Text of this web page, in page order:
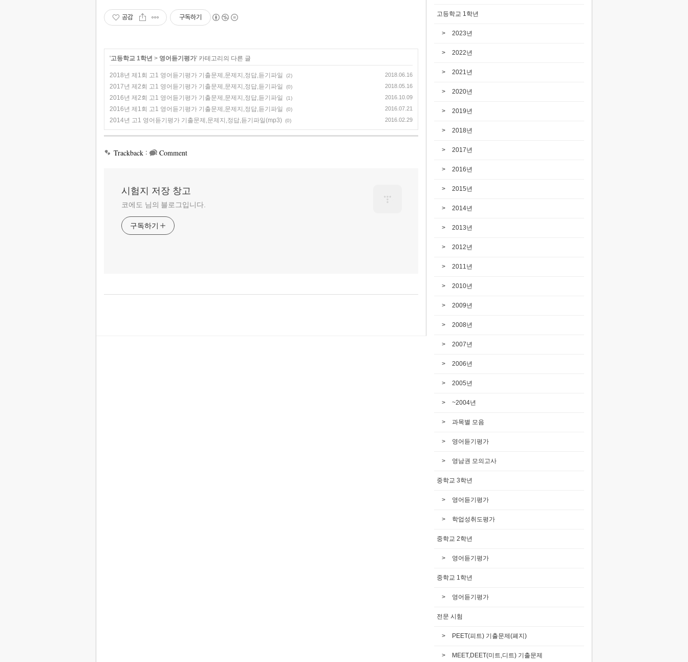
공감 구독하기
'고등학교 1학년 > 영어듣기평가' 카테고리의 다른 글
2018년 제1회 고1 영어듣기평가 기출문제,문제지,정답,듣기파일 (2) 2018.06.16
2017년 제2회 고1 영어듣기평가 기출문제,문제지,정답,듣기파일 (0) 2018.05.16
2016년 제2회 고1 영어듣기평가 기출문제,문제지,정답,듣기파일 (1) 2016.10.09
2016년 제1회 고1 영어듣기평가 기출문제,문제지,정답,듣기파일 (0) 2016.07.21
2014년 고1 영어듣기평가 기출문제,문제지,정답,듣기파일(mp3) (0) 2016.02.29
Trackback : Comment
시험지 저장 창고
코에도 님의 블로그입니다.
구독하기
고등학교 1학년
2023년
2022년
2021년
2020년
2019년
2018년
2017년
2016년
2015년
2014년
2013년
2012년
2011년
2010년
2009년
2008년
2007년
2006년
2005년
~2004년
과목별 모음
영어듣기평가
영남권 모의고사
중학교 3학년
영어듣기평가
학업성취도평가
중학교 2학년
영어듣기평가
중학교 1학년
영어듣기평가
전문 시험
PEET(피트) 기출문제(폐지)
MEET,DEET(미트,디트) 기출문제